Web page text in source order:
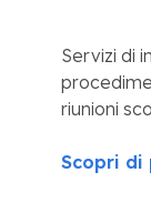
Servizi di
riunioni
Scopri di